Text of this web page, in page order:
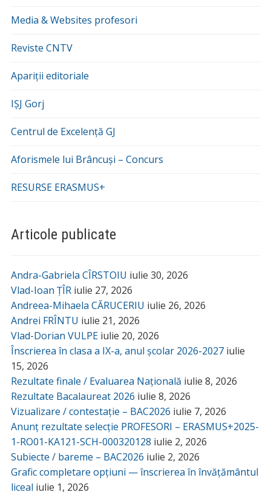
Media & Websites profesori
Reviste CNTV
Apariții editoriale
IȘJ Gorj
Centrul de Excelență GJ
Aforismele lui Brâncuși – Concurs
RESURSE ERASMUS+
Articole publicate
Andra-Gabriela CÎRSTOIU iulie 30, 2026
Vlad-Ioan ȚÎR iulie 27, 2026
Andreea-Mihaela CĂRUCERIU iulie 26, 2026
Andrei FRÎNTU iulie 21, 2026
Vlad-Dorian VULPE iulie 20, 2026
Înscrierea în clasa a IX-a, anul școlar 2026-2027 iulie
15, 2026
Rezultate finale / Evaluarea Națională iulie 8, 2026
Rezultate Bacalaureat 2026 iulie 8, 2026
Vizualizare / contestație – BAC2026 iulie 7, 2026
Anunț rezultate selecție PROFESORI – ERASMUS+2025-
1-RO01-KA121-SCH-000320128 iulie 2, 2026
Subiecte / bareme – BAC2026 iulie 2, 2026
Grafic completare opțiuni — înscrierea în învățământul
liceal iulie 1, 2026